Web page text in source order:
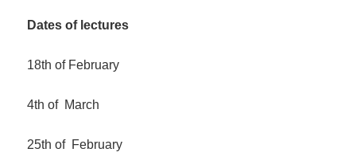
Dates of lectures
18th of February
4th of March
25th of February